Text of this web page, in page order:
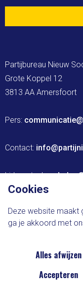
Partijbureau Nieuw
Grote Koppel 12
3813 AA Amersfoort
Pers:
Contact:
Lidmaatschap:
Cookie-voorkeuren
Cookies
Deze website maakt
ga je akkoord met
Alles afwijzen
Accepteren